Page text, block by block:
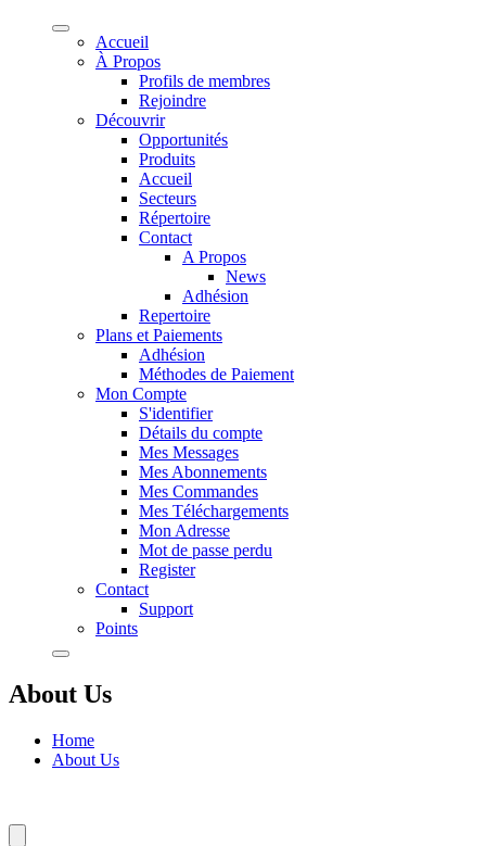
Accueil
À Propos
Profils de membres
Rejoindre
Découvrir
Opportunités
Produits
Accueil
Secteurs
Répertoire
Contact
A Propos
News
Adhésion
Repertoire
Plans et Paiements
Adhésion
Méthodes de Paiement
Mon Compte
S'identifier
Détails du compte
Mes Messages
Mes Abonnements
Mes Commandes
Mes Téléchargements
Mon Adresse
Mot de passe perdu
Register
Contact
Support
Points
About Us
Home
About Us